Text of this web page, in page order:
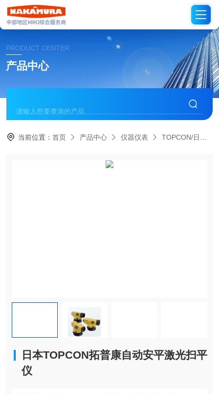
PRODUCT CENTER
产品中心
当前位置：首页 产品中心 仪器仪表 TOPCON/日本拓普康
日本TOPCON拓普康自动安平激光扫平
仪